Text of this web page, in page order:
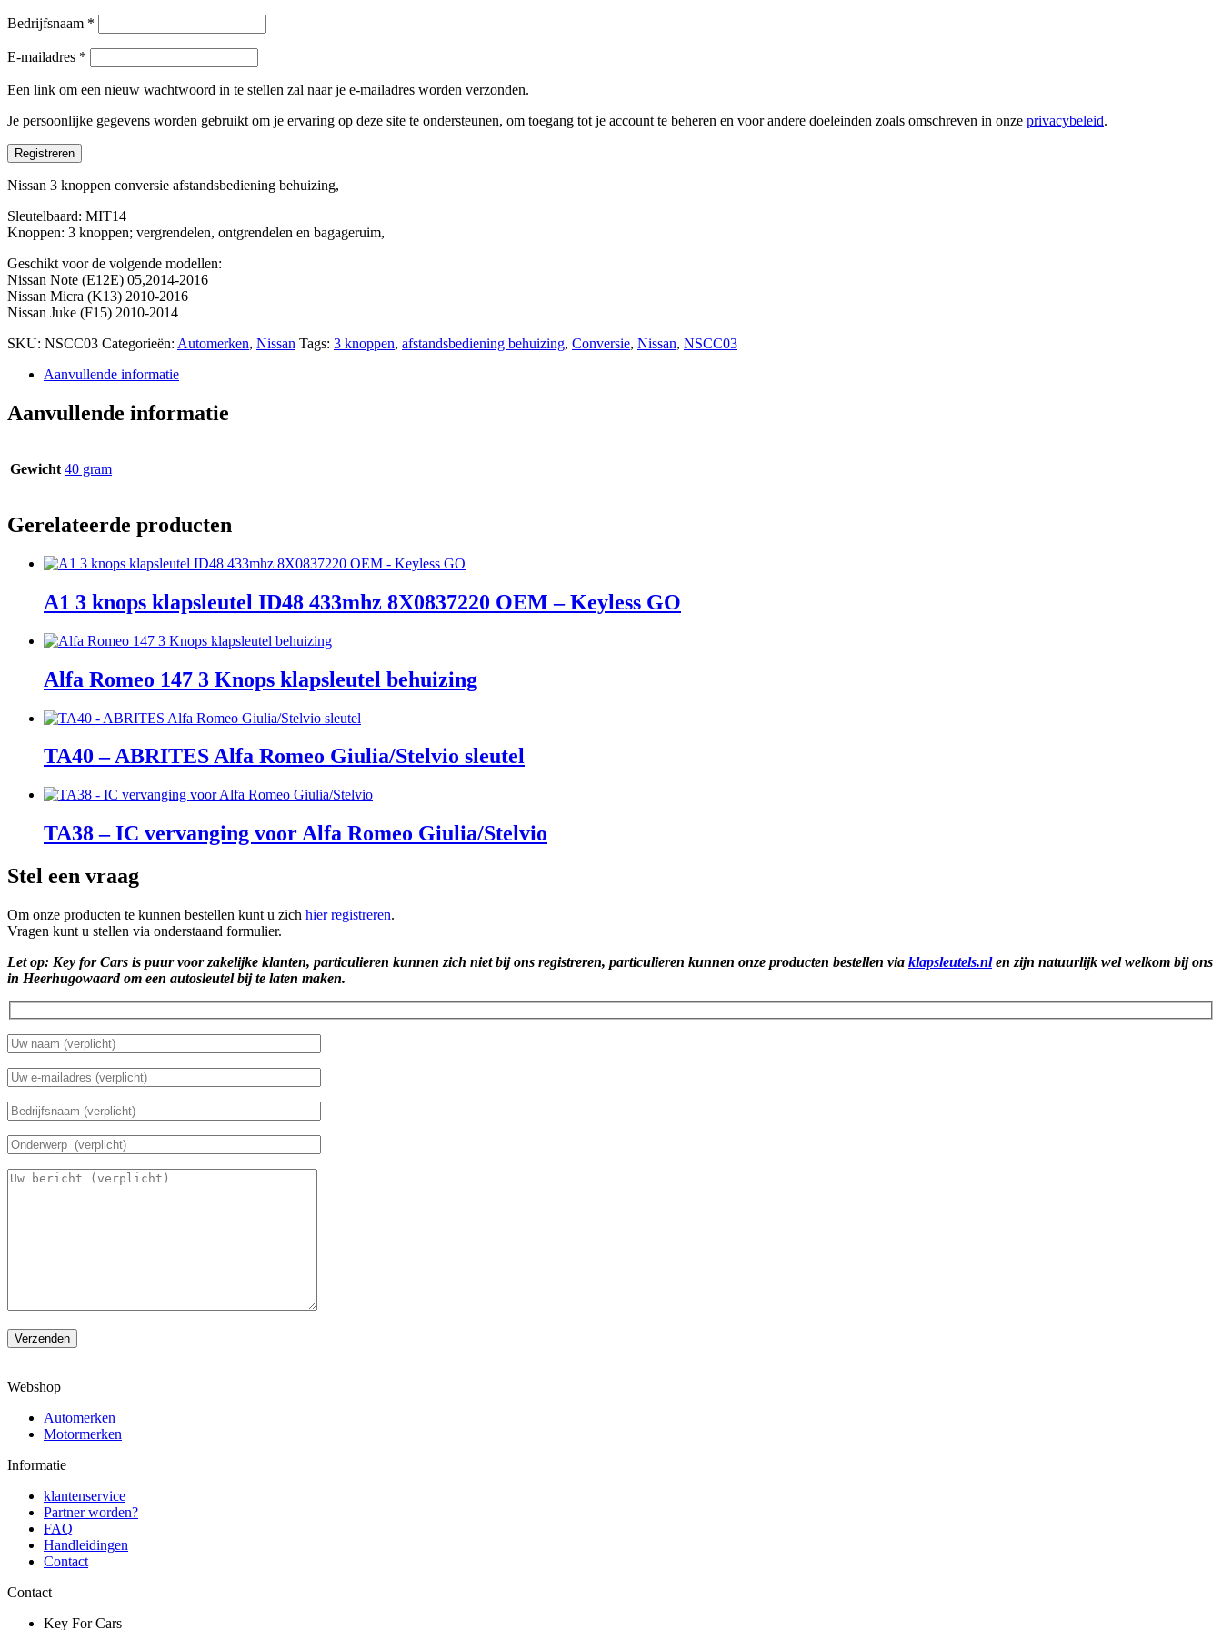
Bedrijfsnaam *
E-mailadres *
Een link om een nieuw wachtwoord in te stellen zal naar je e-mailadres worden verzonden.
Je persoonlijke gegevens worden gebruikt om je ervaring op deze site te ondersteunen, om toegang tot je account te beheren en voor andere doeleinden zoals omschreven in onze privacybeleid.
Registreren
Nissan 3 knoppen conversie afstandsbediening behuizing,
Sleutelbaard: MIT14
Knoppen: 3 knoppen; vergrendelen, ontgrendelen en bagageruim,
Geschikt voor de volgende modellen:
Nissan Note (E12E) 05,2014-2016
Nissan Micra (K13) 2010-2016
Nissan Juke (F15) 2010-2014
SKU: NSCC03 Categorieën: Automerken, Nissan Tags: 3 knoppen, afstandsbediening behuizing, Conversie, Nissan, NSCC03
Aanvullende informatie
Aanvullende informatie
Gewicht 40 gram
Gerelateerde producten
A1 3 knops klapsleutel ID48 433mhz 8X0837220 OEM – Keyless GO
Alfa Romeo 147 3 Knops klapsleutel behuizing
TA40 – ABRITES Alfa Romeo Giulia/Stelvio sleutel
TA38 – IC vervanging voor Alfa Romeo Giulia/Stelvio
Stel een vraag
Om onze producten te kunnen bestellen kunt u zich hier registreren.
Vragen kunt u stellen via onderstaand formulier.
Let op: Key for Cars is puur voor zakelijke klanten, particulieren kunnen zich niet bij ons registreren, particulieren kunnen onze producten bestellen via klapsleutels.nlen zijn natuurlijk wel welkom bij ons
in Heerhugowaard om een autosleutel bij te laten maken.
Verzenden
Webshop
Automerken
Motormerken
Informatie
klantenservice
Partner worden?
FAQ
Handleidingen
Contact
Contact
Key For Cars